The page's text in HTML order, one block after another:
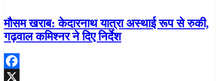
मौसम खराब: केदारनाथ यात्रा अस्थाई रूप से रुकी,
गढ़वाल कमिश्नर ने दिए निर्देश
Facebook